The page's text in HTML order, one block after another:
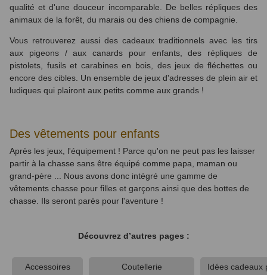
qualité et d'une douceur incomparable. De belles répliques des
animaux de la forêt, du marais ou des chiens de compagnie.
Vous retrouverez aussi des cadeaux traditionnels avec les tirs
aux pigeons / aux canards pour enfants, des répliques de
pistolets, fusils et carabines en bois, des jeux de fléchettes ou
encore des cibles. Un ensemble de jeux d'adresses de plein air et
ludiques qui plairont aux petits comme aux grands !
Des vêtements pour enfants
Après les jeux, l'équipement ! Parce qu'on ne peut pas les laisser
partir à la chasse sans être équipé comme papa, maman ou
grand-père ... Nous avons donc intégré une gamme de
vêtements chasse pour filles et garçons ainsi que des bottes de
chasse. Ils seront parés pour l'aventure !
Découvrez d’autres pages :
Accessoires Coutellerie Idées cadeaux